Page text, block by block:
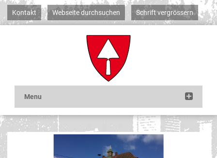
Kontakt Webseite durchsuchen Schrift vergrössern